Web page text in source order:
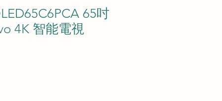
65吋
4K 智能電視